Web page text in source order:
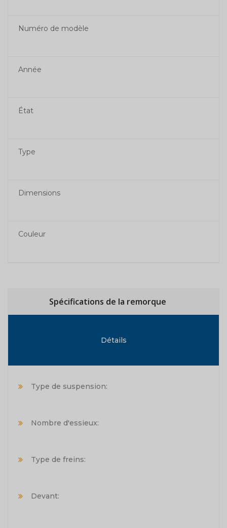
Numéro de modèle
Année
État
Type
Dimensions
Couleur
Spécifications de la remorque
Détails
Type de suspension:
Nombre d'essieux:
Type de freins:
Devant: